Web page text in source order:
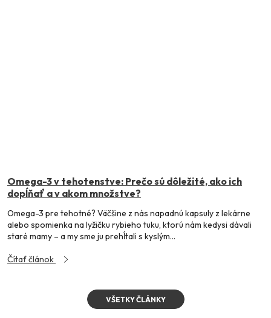
Omega-3 v tehotenstve: Prečo sú dôležité, ako ich
dopĺňať a v akom množstve?
Omega-3 pre tehotné? Väčšine z nás napadnú kapsuly z lekárne
alebo spomienka na lyžičku rybieho tuku, ktorú nám kedysi dávali
staré mamy – a my sme ju prehĺtali s kyslým...
Čítať článok
VŠETKY ČLÁNKY